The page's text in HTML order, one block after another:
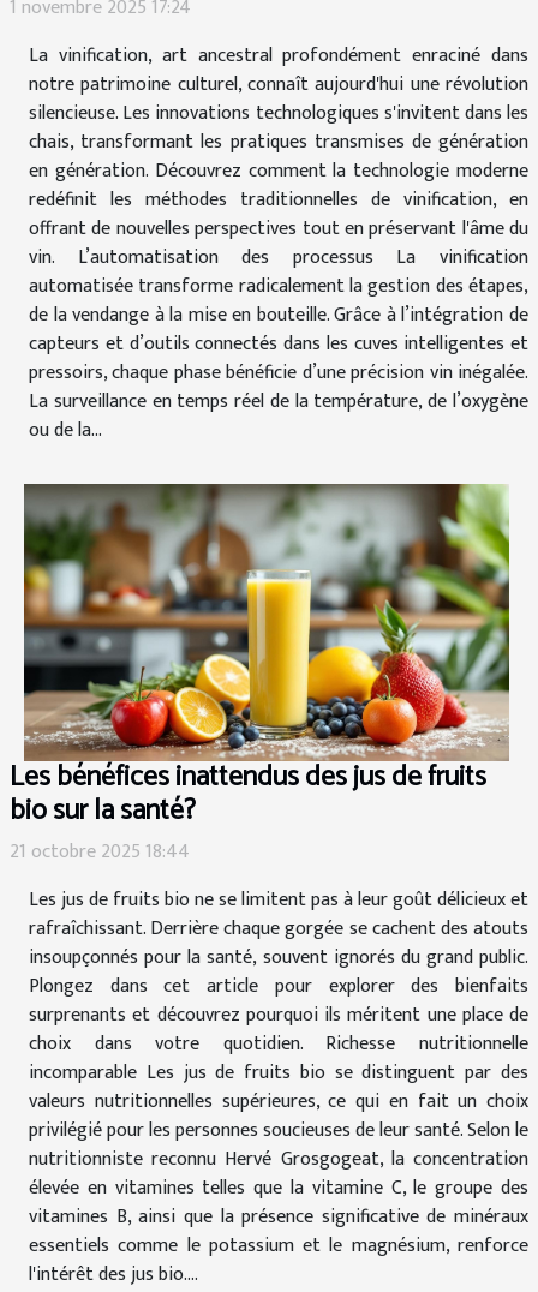
1 novembre 2025 17:24
La vinification, art ancestral profondément enraciné dans
notre patrimoine culturel, connaît aujourd'hui une révolution
silencieuse. Les innovations technologiques s'invitent dans les
chais, transformant les pratiques transmises de génération
en génération. Découvrez comment la technologie moderne
redéfinit les méthodes traditionnelles de vinification, en
offrant de nouvelles perspectives tout en préservant l'âme du
vin. L’automatisation des processus La vinification
automatisée transforme radicalement la gestion des étapes,
de la vendange à la mise en bouteille. Grâce à l’intégration de
capteurs et d’outils connectés dans les cuves intelligentes et
pressoirs, chaque phase bénéficie d’une précision vin inégalée.
La surveillance en temps réel de la température, de l’oxygène
ou de la...
Les bénéfices inattendus des jus de fruits
bio sur la santé?
21 octobre 2025 18:44
Les jus de fruits bio ne se limitent pas à leur goût délicieux et
rafraîchissant. Derrière chaque gorgée se cachent des atouts
insoupçonnés pour la santé, souvent ignorés du grand public.
Plongez dans cet article pour explorer des bienfaits
surprenants et découvrez pourquoi ils méritent une place de
choix dans votre quotidien. Richesse nutritionnelle
incomparable Les jus de fruits bio se distinguent par des
valeurs nutritionnelles supérieures, ce qui en fait un choix
privilégié pour les personnes soucieuses de leur santé. Selon le
nutritionniste reconnu Hervé Grosgogeat, la concentration
élevée en vitamines telles que la vitamine C, le groupe des
vitamines B, ainsi que la présence significative de minéraux
essentiels comme le potassium et le magnésium, renforce
l'intérêt des jus bio....